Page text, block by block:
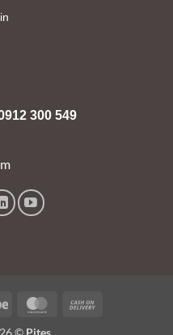
300 549
Stripe MasterCard